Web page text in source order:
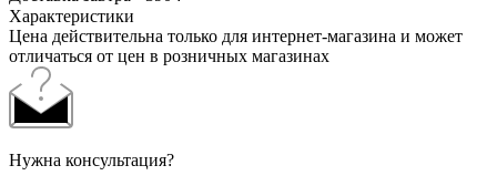
Характеристики
Цена действительна только для интернет-магазина и может
отличаться от цен в розничных магазинах
Нужна консультация?